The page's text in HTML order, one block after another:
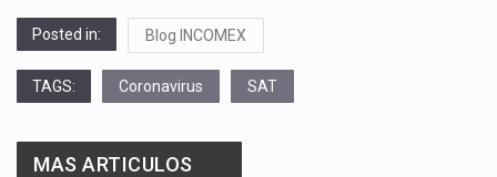
Posted in: Blog INCOMEX
TAGS: Coronavirus SAT
MAS ARTICULOS